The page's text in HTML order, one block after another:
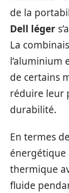
de la
Dell léger
La
l’aluminium
de certains
réduire leur
durabilité.
En termes
énergétique
thermique
fluide